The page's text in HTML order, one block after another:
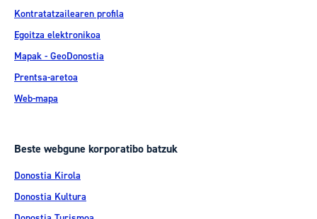
Kontratatzailearen profila
Egoitza elektronikoa
Mapak - GeoDonostia
Prentsa-aretoa
Web-mapa
Beste webgune korporatibo batzuk
Donostia Kirola
Donostia Kultura